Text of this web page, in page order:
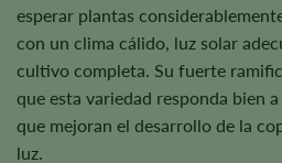
esperar plantas
con un clima cálido, luz solar
cultivo completa. Su fuerte
que esta variedad responda bien
que mejoran el desarrollo de la
luz.